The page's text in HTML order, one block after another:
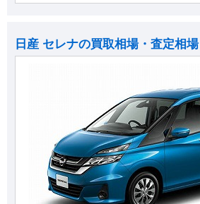
日産 セレナの買取相場・査定相場